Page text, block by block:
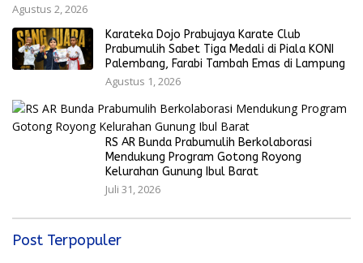
Agustus 2, 2026
Karateka Dojo Prabujaya Karate Club
Prabumulih Sabet Tiga Medali di Piala KONI
Palembang, Farabi Tambah Emas di Lampung
Agustus 1, 2026
RS AR Bunda Prabumulih Berkolaborasi
Mendukung Program Gotong Royong
Kelurahan Gunung Ibul Barat
Juli 31, 2026
Post Terpopuler